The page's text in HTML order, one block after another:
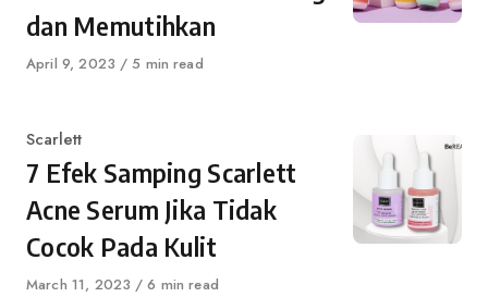
dan Memutihkan
Published
April 9, 2023 5 min read
Category
Scarlett
7 Efek Samping Scarlett
Acne Serum Jika Tidak
Cocok Pada Kulit
Published
March 11, 2023 6 min read